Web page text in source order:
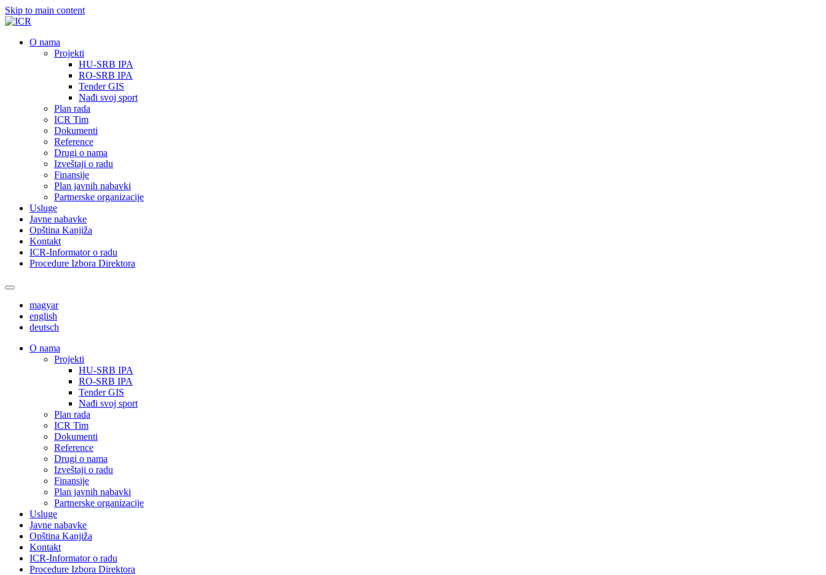
Skip to main content
О nama
Projekti
HU-SRB IPA
RO-SRB IPA
Tender GIS
Nađi svoj sport
Plan rada
ICR Tim
Dokumenti
Reference
Drugi o nama
Izveštaji o radu
Finansije
Plan javnih nabavki
Partnerske organizacije
Usluge
Javne nabavke
Opština Kanjiža
Kontakt
ICR-Informator o radu
Procedure Izbora Direktora
magyar
english
deutsch
О nama
Projekti
HU-SRB IPA
RO-SRB IPA
Tender GIS
Nađi svoj sport
Plan rada
ICR Tim
Dokumenti
Reference
Drugi o nama
Izveštaji o radu
Finansije
Plan javnih nabavki
Partnerske organizacije
Usluge
Javne nabavke
Opština Kanjiža
Kontakt
ICR-Informator o radu
Procedure Izbora Direktora